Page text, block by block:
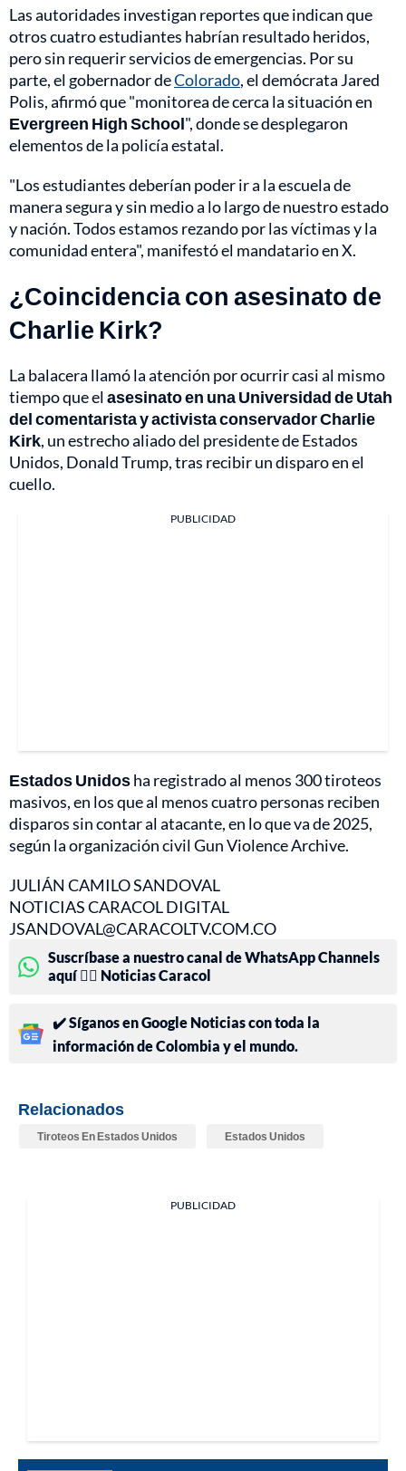
Las autoridades investigan reportes que indican que
otros cuatro estudiantes habrían resultado heridos,
pero sin requerir servicios de emergencias. Por su
parte, el gobernador deColorado, el demócrata Jared
Polis, afirmó que "monitorea de cerca la situación en
Evergreen High School", donde se desplegaron
elementos de la policía estatal.
"Los estudiantes deberían poder ir a la escuela de
manera segura y sin medio a lo largo de nuestro estado
y nación. Todos estamos rezando por las víctimas y la
comunidad entera", manifestó el mandatario en X.
¿Coincidencia con asesinato de
Charlie Kirk?
La balacera llamó la atención por ocurrir casi al mismo
tiempo que elasesinato en una Universidad de Utah
del comentarista y activista conservador Charlie
Kirk, un estrecho aliado del presidente de Estados
Unidos, Donald Trump, tras recibir un disparo en el
cuello.
PUBLICIDAD
Estados Unidosha registrado al menos 300 tiroteos
masivos, en los que al menos cuatro personas reciben
disparos sin contar al atacante, en lo que va de 2025,
según la organización civil Gun Violence Archive.
JULIÁN CAMILO SANDOVAL
NOTICIAS CARACOL DIGITAL
JSANDOVAL@CARACOLTV.COM.CO
Suscríbase a nuestro canal de WhatsApp Channels
aquí 👉🏻 Noticias Caracol
✔️ Síganos en Google Noticias con toda la
información de Colombia y el mundo.
Relacionados
Tiroteos En Estados Unidos Estados Unidos
PUBLICIDAD